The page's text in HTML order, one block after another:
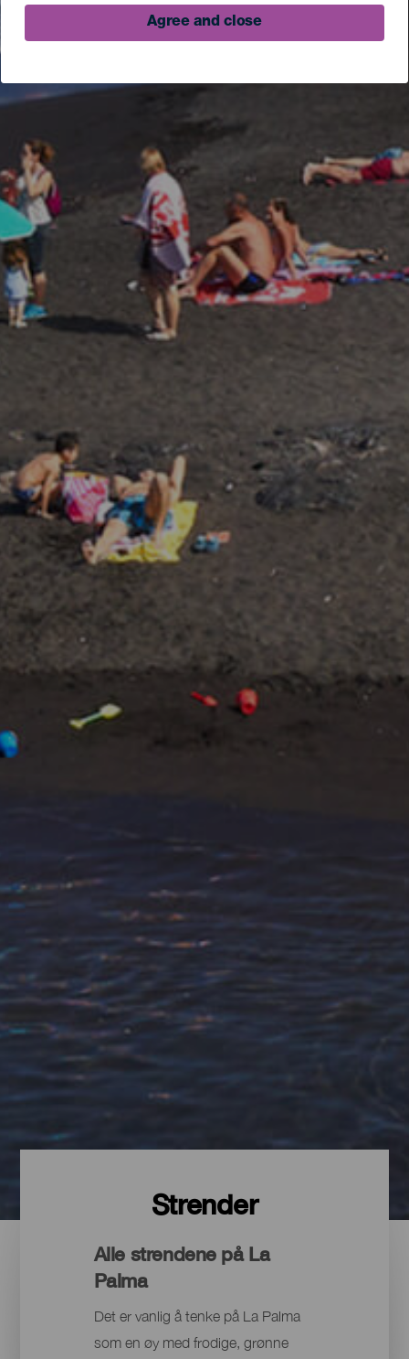
Agree and close
Strender
Alle strendene på La
Palma
Det er vanlig å tenke på La Palma
som en øy med frodige, grønne